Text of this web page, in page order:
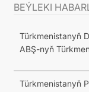
BEÝLEKI
Türkmenistanyň
ABŞ-nyň
Türkmenistanyň